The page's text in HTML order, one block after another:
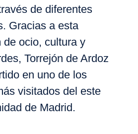
de diferentes
Gracias a esta
de ocio, cultura y
, Torrejón de Ardoz
en uno de los
visitados del este
de Madrid.